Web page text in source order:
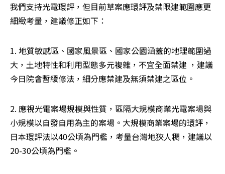
我們支持光電環評，但目前草案應環評及禁限建範圍應更
細緻考量，建議修正如下：
1. 地質敏感區、國家風景區、國家公園涵蓋的地理範圍過
大，土地特性和利用型態多元複雜，不宜全面禁建 ，建議
今日院會暫緩修法，細分應禁建及無須禁建之區位。
2. 應視光電案場規模與性質，區隔大規模商業光電案場與
小規模以自發自用為主的案場。大規模商業案場的環評，
日本環評法以40公頃為門檻，考量台灣地狹人稠，建議以
20-30公頃為門檻。